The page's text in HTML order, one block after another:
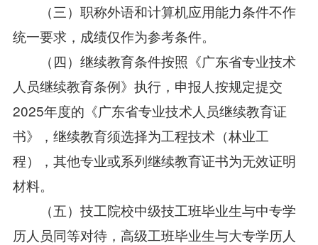
（三）职称外语和计算机应用能力条件不作
统一要求，成绩仅作为参考条件。
（四）继续教育条件按照《广东省专业技术
人员继续教育条例》执行，申报人按规定提交
2025年度的《广东省专业技术人员继续教育证
书》，继续教育须选择为工程技术（林业工
程），其他专业或系列继续教育证书为无效证明
材料。
（五）技工院校中级技工班毕业生与中专学
历人员同等对待，高级工班毕业生与大专学历人